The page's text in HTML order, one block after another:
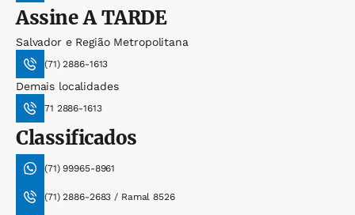
AssineA TARDE
Salvador e Região Metropolitana
(71) 2886-1613
Demais localidades
71 2886-1613
Classificados
(71) 99965-8961
(71) 2886-2683 / Ramal 8526